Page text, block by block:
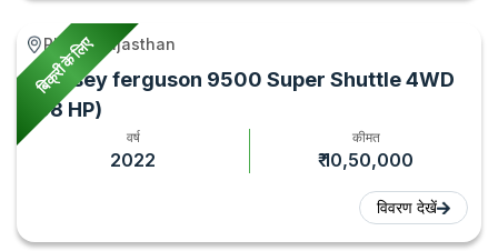
बिक्री के लिए
Phagi, Rajasthan
Massey ferguson 9500 Super Shuttle 4WD
(58 HP)
वर्ष
2022
कीमत
₹ 10,50,000
विवरण देखें